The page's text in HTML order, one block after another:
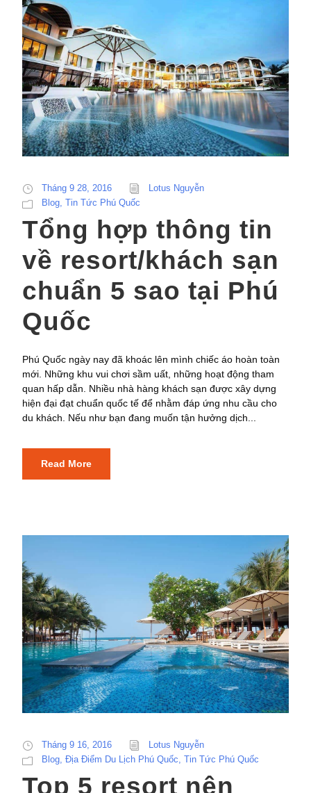
Tháng 9 28, 2016
Lotus Nguyễn
Blog, Tin Tức Phú Quốc
Tổng hợp thông tin
về resort/khách sạn
chuẩn 5 sao tại Phú
Quốc
Phú Quốc ngày nay đã khoác lên mình chiếc áo hoàn toàn
mới. Những khu vui chơi sầm uất, những hoạt động tham
quan hấp dẫn. Nhiều nhà hàng khách sạn được xây dựng
hiện đại đạt chuẩn quốc tế để nhằm đáp ứng nhu cầu cho
du khách. Nếu như bạn đang muốn tận hưởng dịch...
Read More
Tháng 9 16, 2016
Lotus Nguyễn
Blog, Địa Điểm Du Lịch Phú Quốc, Tin Tức Phú Quốc
Top 5 resort nên